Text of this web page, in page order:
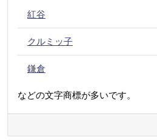
紅谷
クルミッ子
鎌倉
などの文字商標が多いです。